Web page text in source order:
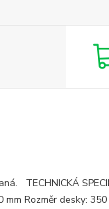
TECHNICKÁ
mm Rozměr desky: